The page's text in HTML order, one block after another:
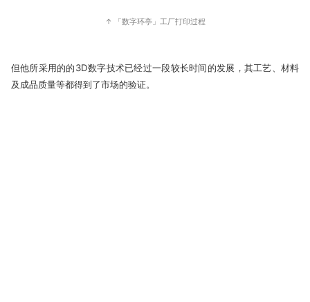
↑ 「数字环亭」工厂打印过程
但他所采用的的3D数字技术已经过一段较长时间的发展，其工艺、材料
及成品质量等都得到了市场的验证。